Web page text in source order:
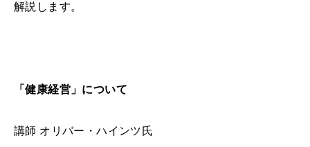
解説します。
「健康経営」について
講師 オリバー・ハインツ氏